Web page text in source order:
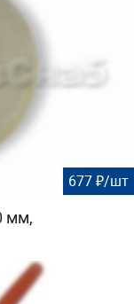
677 ₽/шт
мм,